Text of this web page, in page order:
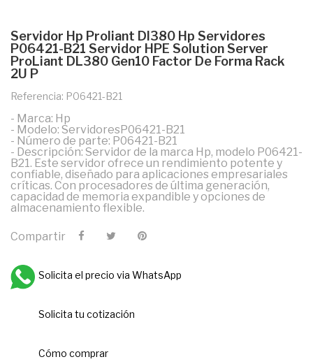
Servidor Hp Proliant Dl380 Hp Servidores
P06421-B21 Servidor HPE Solution Server
ProLiant DL380 Gen10 Factor De Forma Rack
2U P
Referencia: P06421-B21
- Marca: Hp
- Modelo: ServidoresP06421-B21
- Número de parte: P06421-B21
- Descripción: Servidor de la marca Hp, modelo P06421-
B21. Este servidor ofrece un rendimiento potente y
confiable, diseñado para aplicaciones empresariales
críticas. Con procesadores de última generación,
capacidad de memoria expandible y opciones de
almacenamiento flexible.
Compartir
Solicita el precio via WhatsApp
Solicita tu cotización
Cómo comprar